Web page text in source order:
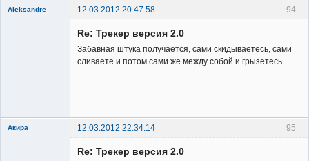
94
Aleksandre
12.03.2012 20:47:58
Re: Трекер версия 2.0
Забавная штука получается, сами скидываетесь, сами
сливаете и потом сами же между собой и грызетесь.
95
Акира 12.03.2012 22:34:14
Re: Трекер версия 2.0